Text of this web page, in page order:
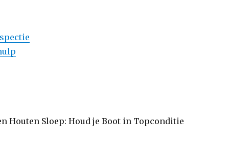
Houten Sloep: Houd je Boot in Topconditie